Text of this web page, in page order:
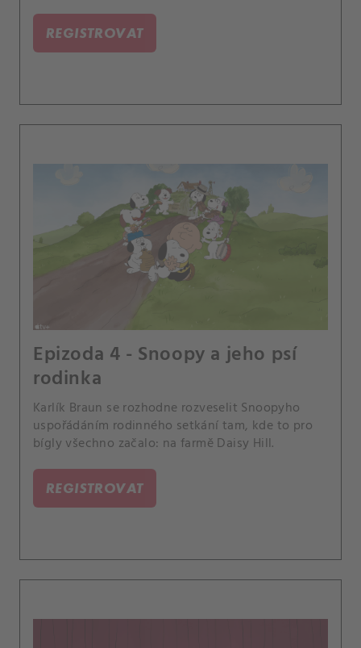
REGISTROVAT
Epizoda 4 - Snoopy a jeho psí
rodinka
Karlík Braun se rozhodne rozveselit Snoopyho
uspořádáním rodinného setkání tam, kde to pro
bígly všechno začalo: na farmě Daisy Hill.
REGISTROVAT